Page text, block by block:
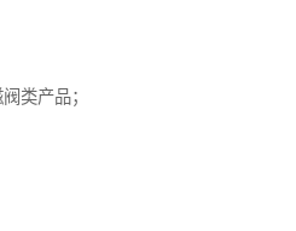
类产品；